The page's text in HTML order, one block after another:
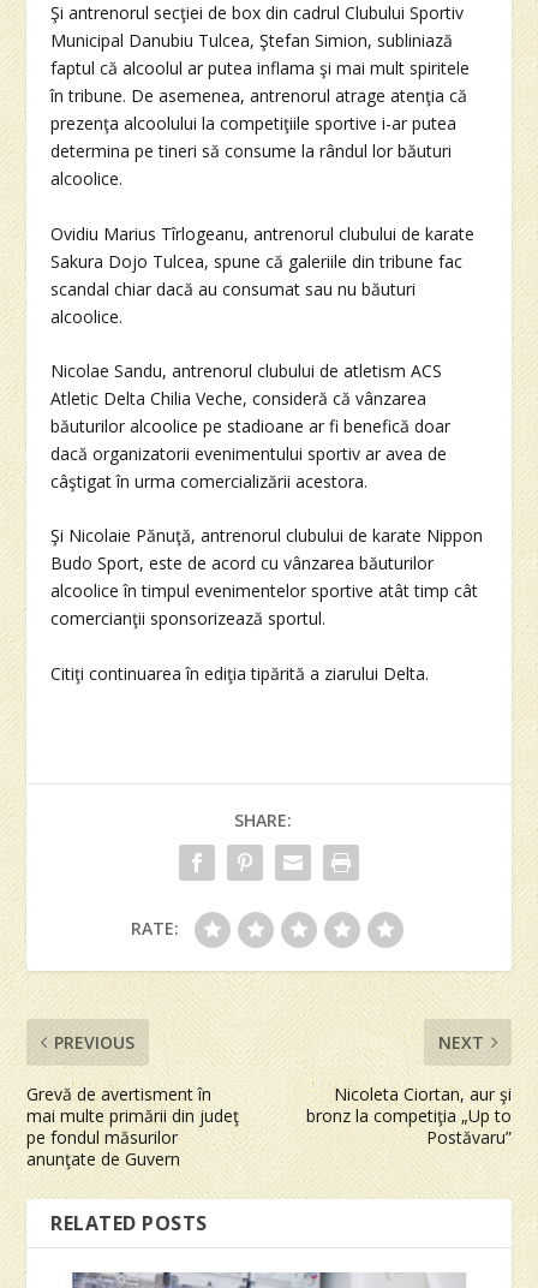
Şi antrenorul secţiei de box din cadrul Clubului Sportiv
Municipal Danubiu Tulcea, Ştefan Simion, subliniază
faptul că alcoolul ar putea inflama şi mai mult spiritele
în tribune. De asemenea, antrenorul atrage atenţia că
prezenţa alcoolului la competiţiile sportive i-ar putea
determina pe tineri să consume la rândul lor băuturi
alcoolice.
Ovidiu Marius Tîrlogeanu, antrenorul clubului de karate
Sakura Dojo Tulcea, spune că galeriile din tribune fac
scandal chiar dacă au consumat sau nu băuturi
alcoolice.
Nicolae Sandu, antrenorul clubului de atletism ACS
Atletic Delta Chilia Veche, consideră că vânzarea
băuturilor alcoolice pe stadioane ar fi benefică doar
dacă organizatorii evenimentului sportiv ar avea de
câştigat în urma comercializării acestora.
Şi Nicolaie Pănuţă, antrenorul clubului de karate Nippon
Budo Sport, este de acord cu vânzarea băuturilor
alcoolice în timpul evenimentelor sportive atât timp cât
comercianţii sponsorizează sportul.
Citiţi continuarea în ediţia tipărită a ziarului Delta.
SHARE:
RATE:
PREVIOUS
Grevă de avertisment în
mai multe primării din judeţ
pe fondul măsurilor
anunţate de Guvern
NEXT
Nicoleta Ciortan, aur şi
bronz la competiţia „Up to
Postăvaru”
RELATED POSTS